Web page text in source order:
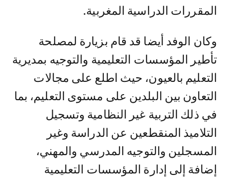
المقررات الدراسية المغربية.
وكان الوفد أيضا قد قام بزيارة لمصلحة
تأطير المؤسسات التعليمية والتوجيه بمديرية
التعليم بالعيون، حيث اطلع على مجالات
التعاون بين البلدين على مستوى التعليم، بما
في ذلك التربية غير النظامية وتسجيل
التلاميذ المنقطعين عن الدراسة وغير
المسجلين والتوجيه المدرسي والمهني،
إضافة إلى إدارة المؤسسات التعليمية